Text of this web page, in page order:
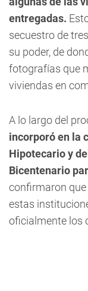
entregadas.
secuestro de
su poder, de
fotografías que
viviendas en
A lo largo del
incorporó en la
Hipotecario y
Bicentenario
confirmaron
estas
oficialmente los